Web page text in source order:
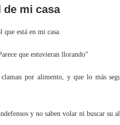
de mi casa
está en mi casa.
que estuvieran llorando”
por alimento, y que lo más
y no saben volar ni buscar su